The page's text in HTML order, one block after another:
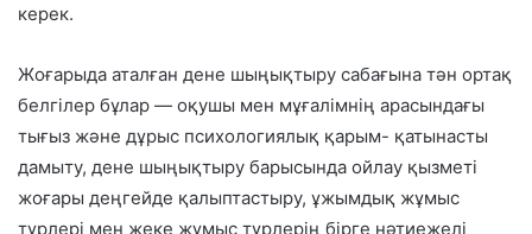
керек.
Жоғарыда аталған дене шыңықтыру сабағына тән ортақ
белгілер бұлар — оқушы мен мұғалімнің арасындағы
тығыз және дұрыс психологиялық қарым- қатынасты
дамыту, дене шыңықтыру барысында ойлау қызметі
жоғары деңгейде қалыптастыру, ұжымдық жұмыс
түрлері мен жеке жұмыс түрлерің бірге нәтиежелі